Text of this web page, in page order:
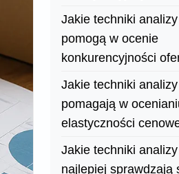
Jakie techniki
pomogą w ocenie
konkurencyjności
Jakie techniki
pomagają w
elastyczności
Jakie techniki
najlepiej sprawdzają